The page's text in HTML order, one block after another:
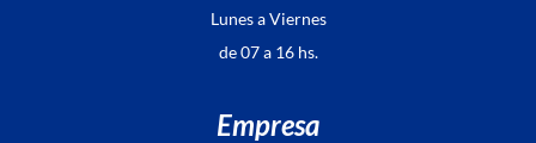
Lunes a Viernes
de 07 a 16 hs.
Empresa